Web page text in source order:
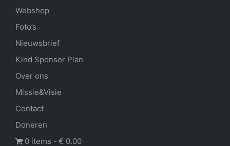
Webshop
Foto’s
Nieuwsbrief
Kind Sponsor Plan
Over ons
Missie&Visie
Contact
Doneren
0 items
€ 0.00